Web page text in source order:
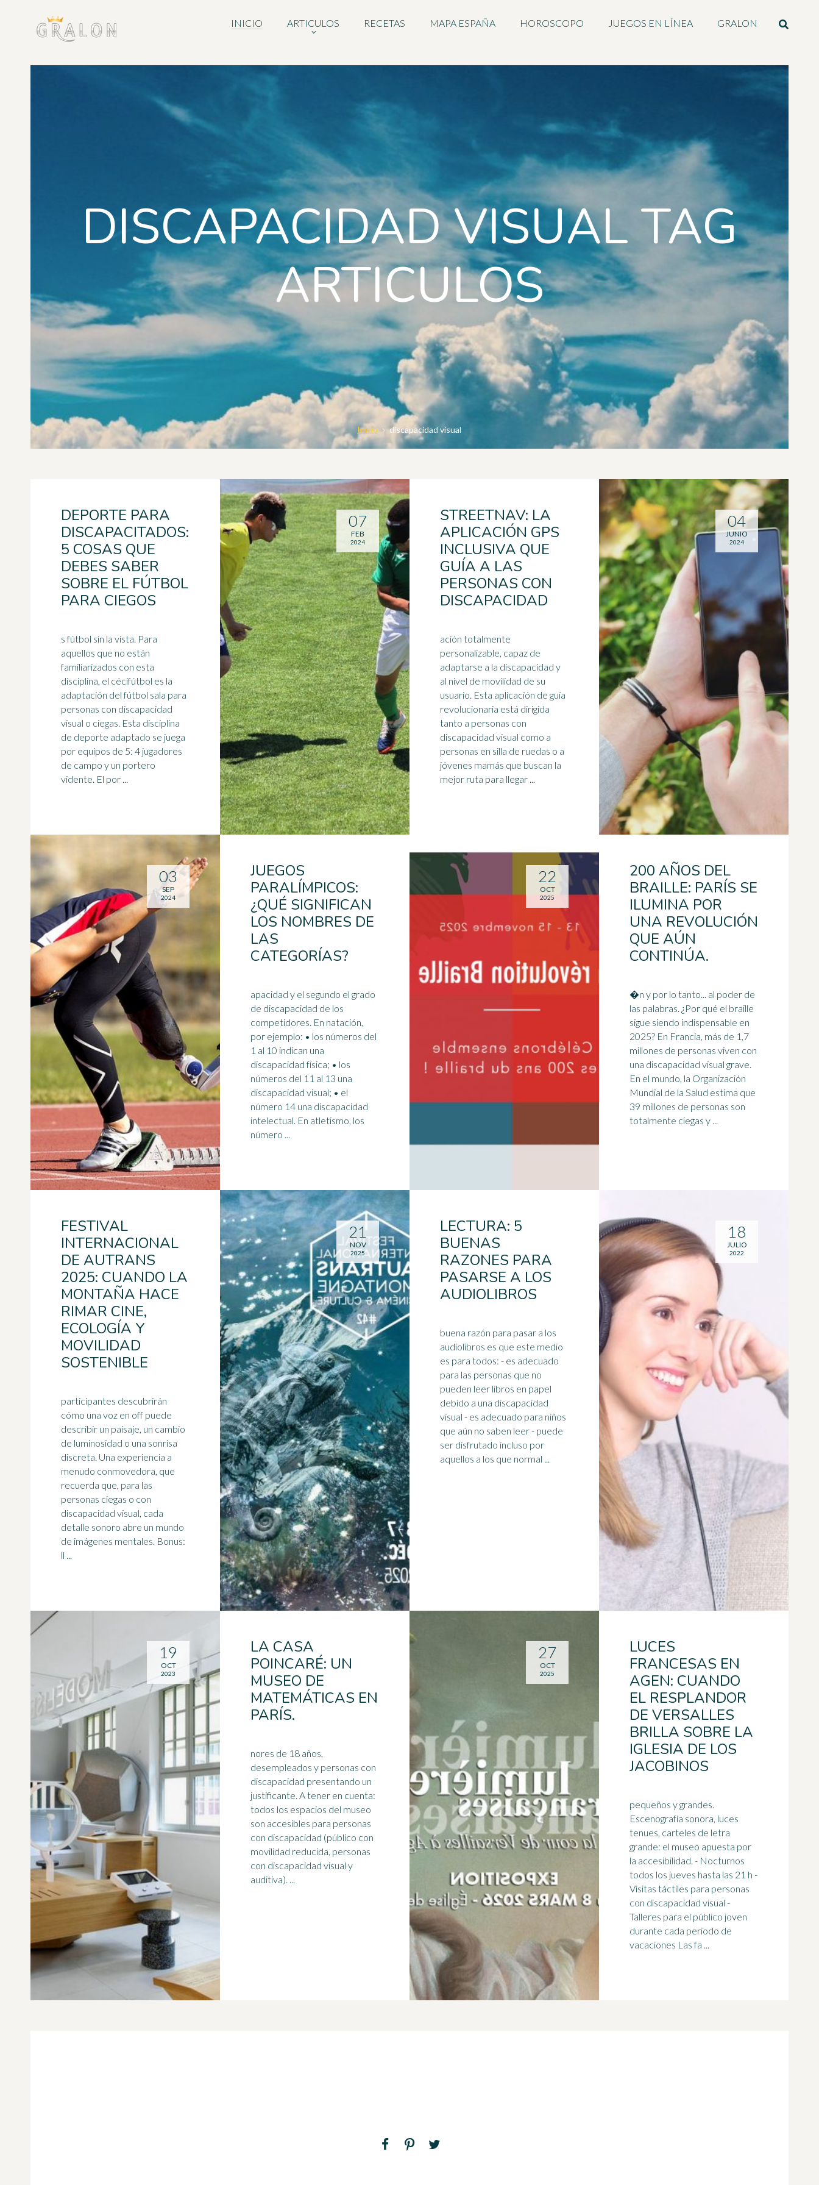
INICIO ARTICULOS RECETAS MAPA ESPAÑA HOROSCOPO JUEGOS EN LÍNEA GRALON
DISCAPACIDAD VISUAL TAG
ARTICULOS
Inicio discapacidad visual
DEPORTE PARA
DISCAPACITADOS:
5 COSAS QUE
DEBES SABER
SOBRE EL FÚTBOL
PARA CIEGOS
s fútbol sin la vista. Para
aquellos que no están
familiarizados con esta
disciplina, el cécifútbol es la
adaptación del fútbol sala para
personas con discapacidad
visual o ciegas. Esta disciplina
de deporte adaptado se juega
por equipos de 5: 4 jugadores
de campo y un portero
vidente. El por ...
07
FEB
2024
STREETNAV: LA
APLICACIÓN GPS
INCLUSIVA QUE
GUÍA A LAS
PERSONAS CON
DISCAPACIDAD
ación totalmente
personalizable, capaz de
adaptarse a la discapacidad y
al nivel de movilidad de su
usuario. Esta aplicación de guía
revolucionaria está dirigida
tanto a personas con
discapacidad visual como a
personas en silla de ruedas o a
jóvenes mamás que buscan la
mejor ruta para llegar ...
04
JUNIO
2024
JUEGOS
PARALÍMPICOS:
¿QUÉ SIGNIFICAN
LOS NOMBRES DE
LAS
CATEGORÍAS?
apacidad y el segundo el grado
de discapacidad de los
competidores. En natación,
por ejemplo: • los números del
1 al 10 indican una
discapacidad física; • los
números del 11 al 13 una
discapacidad visual; • el
número 14 una discapacidad
intelectual. En atletismo, los
número ...
03
SEP
2024
200 AÑOS DEL
BRAILLE: PARÍS SE
ILUMINA POR
UNA REVOLUCIÓN
QUE AÚN
CONTINÚA.
�n y por lo tanto... al poder de
las palabras. ¿Por qué el braille
sigue siendo indispensable en
2025? En Francia, más de 1,7
millones de personas viven con
una discapacidad visual grave.
En el mundo, la Organización
Mundial de la Salud estima que
39 millones de personas son
totalmente ciegas y ...
22
OCT
2025
FESTIVAL
INTERNACIONAL
DE AUTRANS
2025: CUANDO LA
MONTAÑA HACE
RIMAR CINE,
ECOLOGÍA Y
MOVILIDAD
SOSTENIBLE
participantes descubrirán
cómo una voz en off puede
describir un paisaje, un cambio
de luminosidad o una sonrisa
discreta. Una experiencia a
menudo conmovedora, que
recuerda que, para las
personas ciegas o con
discapacidad visual, cada
detalle sonoro abre un mundo
de imágenes mentales. Bonus:
ll ...
21
NOV
2025
LECTURA: 5
BUENAS
RAZONES PARA
PASARSE A LOS
AUDIOLIBROS
buena razón para pasar a los
audiolibros es que este medio
es para todos: - es adecuado
para las personas que no
pueden leer libros en papel
debido a una discapacidad
visual
que aún no saben leer - puede
ser disfrutado incluso por
aquellos a los que normal ...
18
JULIO
2022
LA CASA
POINCARÉ: UN
MUSEO DE
MATEMÁTICAS EN
PARÍS.
nores de 18 años,
desempleados y personas con
discapacidad presentando un
justificante. A tener en cuenta:
todos los espacios del museo
son accesibles para personas
con discapacidad (público con
movilidad reducida, personas
con discapacidad visual y
auditiva). ...
19
OCT
2023
LUCES
FRANCESAS EN
AGEN: CUANDO
EL RESPLANDOR
DE VERSALLES
BRILLA SOBRE LA
IGLESIA DE LOS
JACOBINOS
pequeños y grandes.
Escenografía sonora, luces
tenues, carteles de letra
grande: el museo apuesta por
la accesibilidad. - Nocturnos
todos los jueves hasta las 21 h -
Visitas táctiles para personas
con discapacidad visual -
Talleres para el público joven
durante cada periodo de
vacaciones Las fa ...
27
OCT
2025